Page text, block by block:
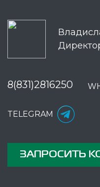
8(831)2816250
TELEGRAM
ЗАПРОСИТЬ